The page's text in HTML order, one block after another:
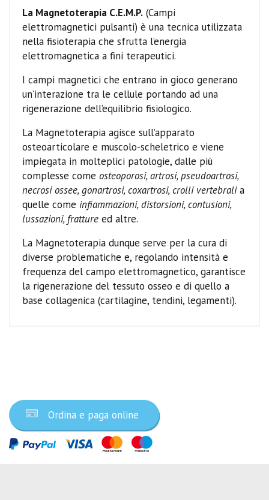
La Magnetoterapia C.E.M.P. (Campi
elettromagnetici pulsanti) è una tecnica utilizzata
nella fisioterapia che sfrutta l’energia
elettromagnetica a fini terapeutici.
I campi magnetici che entrano in gioco generano
un’interazione tra le cellule portando ad una
rigenerazione dell’equilibrio fisiologico.
La Magnetoterapia agisce sull’apparato
osteoarticolare e muscolo-scheletrico e viene
impiegata in molteplici patologie, dalle più
complesse come osteoporosi, artrosi, pseudoartrosi,
necrosi ossee, gonartrosi, coxartrosi, crolli vertebralia
quelle come infiammazioni, distorsioni, contusioni,
lussazioni, fratture ed altre.
La Magnetoterapia dunque serve per la cura di
diverse problematiche e, regolando intensità e
frequenza del campo elettromagnetico, garantisce
la rigenerazione del tessuto osseo e di quello a
base collagenica (cartilagine, tendini, legamenti).
Ordina e paga online